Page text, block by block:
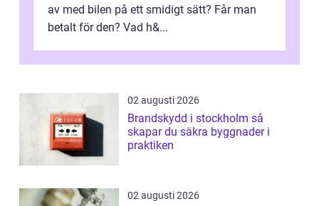
av med bilen på ett smidigt sätt? Får man
betalt för den? Vad h&...
02 augusti 2026
Brandskydd i stockholm så
skapar du säkra byggnader i
praktiken
02 augusti 2026